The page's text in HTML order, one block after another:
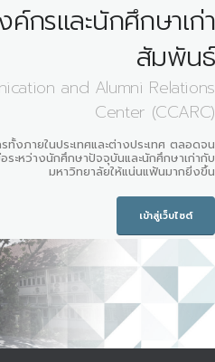
กรและนักศึกษาเก่า
สัมพันธ์
and Alumni Relations
Center (CCARC)
งภายในประเทศและต่างประเทศ ตลอดจน
ะหว่างนักศึกษาปัจจุบันและนักศึกษาเก่ากับ
มหาวิทยาลัยให้แน่นแฟ้นมากยิ่งขึ้น
เข้าสู่เว็บไซต์